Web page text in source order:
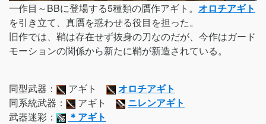
一作目～BBに登場する5種類の贋作アギト。 オロチアギト
を引き立て、真贋を惑わせる役目を担った。
旧作では、鞘は存在せず抜身の刀なのだが、今作はガード
モーションの関係から新たに鞘が新造されている。
同型武器： アギト
オロチアギト
同系統武器：
アギト
ニレンアギト
武器迷彩：
＊アギト